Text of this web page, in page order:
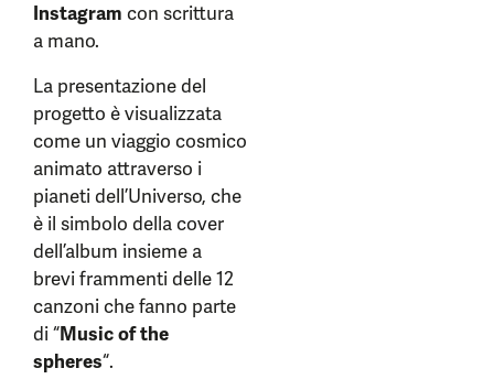
Instagram con scrittura
a mano.
La presentazione del
progetto è visualizzata
come un viaggio cosmico
animato attraverso i
pianeti dell’Universo, che
è il simbolo della cover
dell’album insieme a
brevi frammenti delle 12
canzoni che fanno parte
di “Music of the
spheres“.